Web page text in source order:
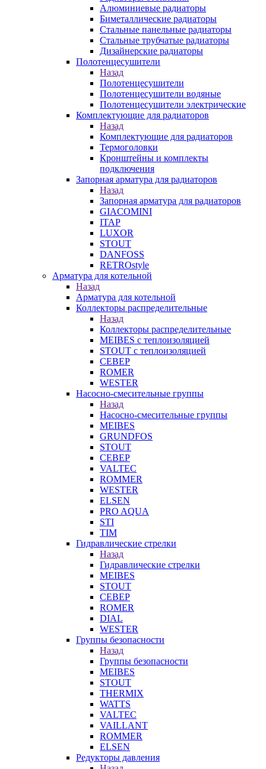
Алюминиевые радиаторы
Биметаллические радиаторы
Стальные панельные радиаторы
Стальные трубчатые радиаторы
Дизайнерские радиаторы
Полотенцесушители
Назад
Полотенцесушители
Полотенцесушители водяные
Полотенцесушители электрические
Комплектующие для радиаторов
Назад
Комплектующие для радиаторов
Термоголовки
Кронштейны и комплекты
подключения
Запорная арматура для радиаторов
Назад
Запорная арматура для радиаторов
GIACOMINI
ITAP
LUXOR
STOUT
DANFOSS
RETROstyle
Арматура для котельной
Назад
Арматура для котельной
Коллекторы распределительные
Назад
Коллекторы распределительные
MEIBES с теплоизоляцией
STOUT с теплоизоляцией
СЕВЕР
ROMER
WESTER
Насосно-смесительные группы
Назад
Насосно-смесительные группы
MEIBES
GRUNDFOS
STOUT
СЕВЕР
VALTEC
ROMMER
WESTER
ELSEN
PRO AQUA
STI
TIM
Гидравлические стрелки
Назад
Гидравлические стрелки
MEIBES
STOUT
СЕВЕР
ROMER
DIAL
WESTER
Группы безопасности
Назад
Группы безопасности
MEIBES
STOUT
THERMIX
WATTS
VALTEC
VAILLANT
ROMMER
ELSEN
Редукторы давления